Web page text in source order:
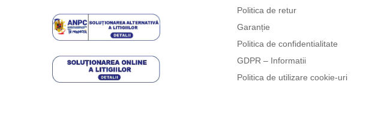
Politica de retur
Garanție
Politica de confidentialitate
GDPR – Informatii
Politica de utilizare cookie-uri